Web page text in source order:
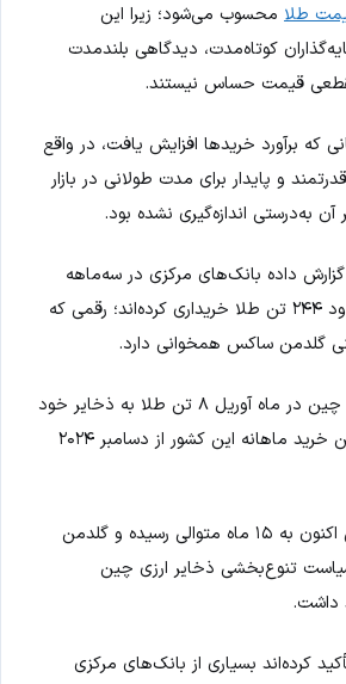
طلا محسوب می‌شود؛ زیرا این
کوتاه‌مدت، دیدگاهی بلندمدت
قیمت حساس نیستند.
که برآورد خریدها افزایش یافت، در واقع
و پایدار برای مدت طولانی در بازار
آن به‌درستی اندازه‌گیری نشده بود.
داده بانک‌های مرکزی در سه‌ماهه
نخست سال ۲۰۲۶ حدود ۲۴۴ تن طلا خریداری کرده‌اند؛ رقمی که
همچنین بانک مرکزی چین در ماه آوریل ۸ تن طلا به ذخایر خود
اضافه کرد که بزرگ‌ترین خرید ماهانه این کشور از دسامبر ۲۰۲۴
روند خرید طلای چین اکنون به ۱۵ ماه متوالی رسیده و گلدمن
تنوع‌بخشی ذخایر ارزی چین
داشت.
کرده‌اند بسیاری از بانک‌های مرکزی